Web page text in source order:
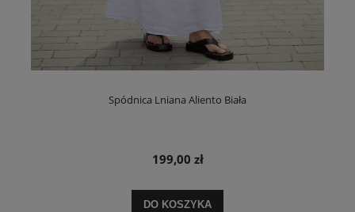
Spódnica Lniana Aliento Biała
199,00 zł
DO KOSZYKA